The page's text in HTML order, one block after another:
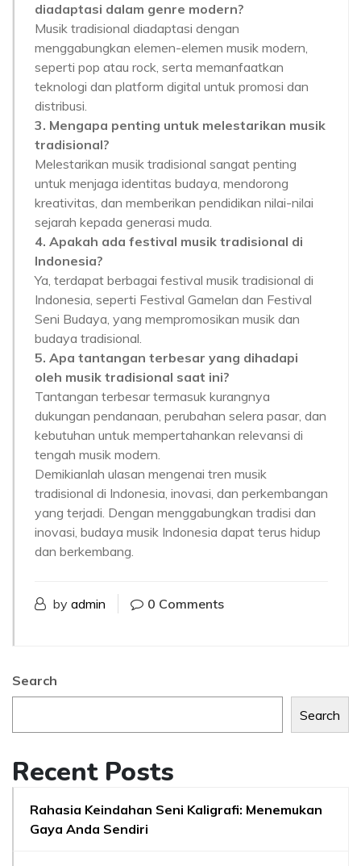
diadaptasi dalam genre modern?
Musik tradisional diadaptasi dengan
menggabungkan elemen-elemen musik modern,
seperti pop atau rock, serta memanfaatkan
teknologi dan platform digital untuk promosi dan
distribusi.
3. Mengapa penting untuk melestarikan musik
tradisional?
Melestarikan musik tradisional sangat penting
untuk menjaga identitas budaya, mendorong
kreativitas, dan memberikan pendidikan nilai-nilai
sejarah kepada generasi muda.
4. Apakah ada festival musik tradisional di
Indonesia?
Ya, terdapat berbagai festival musik tradisional di
Indonesia, seperti Festival Gamelan dan Festival
Seni Budaya, yang mempromosikan musik dan
budaya tradisional.
5. Apa tantangan terbesar yang dihadapi
oleh musik tradisional saat ini?
Tantangan terbesar termasuk kurangnya
dukungan pendanaan, perubahan selera pasar, dan
kebutuhan untuk mempertahankan relevansi di
tengah musik modern.
Demikianlah ulasan mengenai tren musik
tradisional di Indonesia, inovasi, dan perkembangan
yang terjadi. Dengan menggabungkan tradisi dan
inovasi, budaya musik Indonesia dapat terus hidup
dan berkembang.
by admin 0 Comments
Search
Search
Recent Posts
Rahasia Keindahan Seni Kaligrafi: Menemukan
Gaya Anda Sendiri